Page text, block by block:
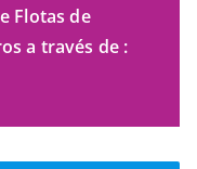
Flotas de
a través de :